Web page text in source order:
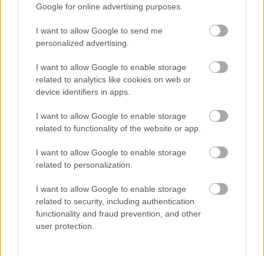
Google for online advertising purposes.
I want to allow Google to send me
personalized advertising.
I want to allow Google to enable storage
related to analytics like cookies on web or
device identifiers in apps.
I want to allow Google to enable storage
related to functionality of the website or app.
I want to allow Google to enable storage
related to personalization.
I want to allow Google to enable storage
related to security, including authentication
functionality and fraud prevention, and other
user protection.
Aκολουθήστε μας
παντού…